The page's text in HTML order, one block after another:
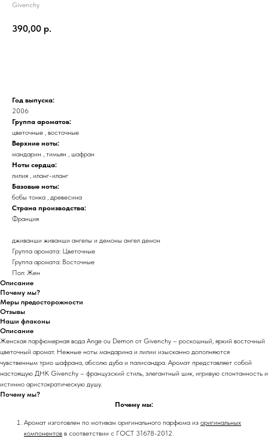
Givenchy
390,00 р.
Год выпуска:
2006
Группа ароматов:
цветочные , восточные
Верхние ноты:
мандарин , тимьян , шафран
Ноты сердца:
лилия , иланг-иланг
Базовые ноты:
бобы тонка , древесина
Страна производства:
Франция
дживанши живанши ангелы и демоны ангел демон
Группа аромата: Цветочные
Группа аромата: Восточные
Пол: Жен
Описание
Почему мы?
Меры предосторожности
Отзывы
Наши флаконы
Описание
Женская парфюмерная вода Ange ou Demon от Givenchy – роскошный, яркий восточный
цветочный аромат. Нежные ноты мандарина и лилии изысканно дополняются
чувственным трио шафрана, абсолю дуба и палисандра. Аромат представляет собой
настоящую ДНК Givenchy – французский стиль, элегантный шик, игривую спонтанность и
истинно аристократическую душу.
Почему мы?
Почему мы:
Аромат изготовлен по мотивам оригинального парфюма из оригинальных
компонентов в соответствии с ГОСТ 31678-2012.